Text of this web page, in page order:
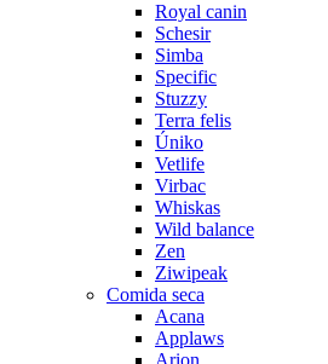
Royal canin
Schesir
Simba
Specific
Stuzzy
Terra felis
Úniko
Vetlife
Virbac
Whiskas
Wild balance
Zen
Ziwipeak
Comida seca
Acana
Applaws
Arion